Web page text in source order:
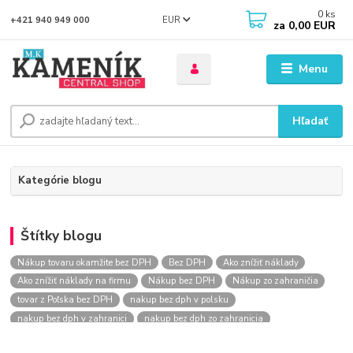
Menu
EUR
Hľadať
+421 940 949 000 0 ks
za 0,00 EUR
Kategórie blogu
Štítky blogu
Nákup tovaru okamžite bez DPH Bez DPH
Ako znížiť náklady
Ako znížiť náklady na firmu
Nákup bez DPH
Nákup zo zahraničia
tovar z Poľska bez DPH
nakup bez dph v polsku
nakup bez dph v zahranici
nakup bez dph zo zahranicia